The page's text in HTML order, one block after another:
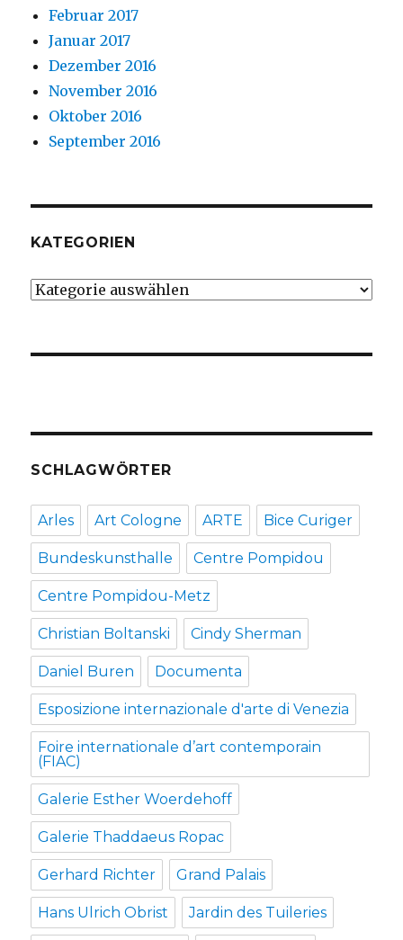
Februar 2017
Januar 2017
Dezember 2016
November 2016
Oktober 2016
September 2016
KATEGORIEN
Kategorien
SCHLAGWÖRTER
Arles Art Cologne ARTE Bice Curiger
Bundeskunsthalle Centre Pompidou
Centre Pompidou-Metz
Christian Boltanski Cindy Sherman
Daniel Buren Documenta
Esposizione internazionale d'arte di Venezia
Foire internationale d’art contemporain
(FIAC)
Galerie Esther Woerdehoff
Galerie Thaddaeus Ropac
Gerhard Richter Grand Palais
Hans Ulrich Obrist Jardin des Tuileries